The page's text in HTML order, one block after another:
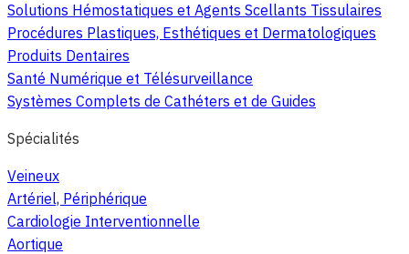
Solutions Hémostatiques et Agents Scellants Tissulaires
Procédures Plastiques, Esthétiques et Dermatologiques
Produits Dentaires
Santé Numérique et Télésurveillance
Systèmes Complets de Cathéters et de Guides
Spécialités
Veineux
Artériel, Périphérique
Cardiologie Interventionnelle
Aortique